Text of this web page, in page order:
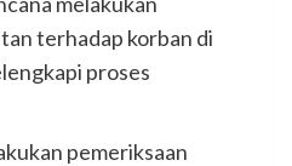
terhadap korban di
proses
pemeriksaan